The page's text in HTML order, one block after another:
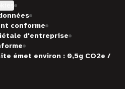
conforme
d'entreprise
émet environ : 0,5g CO2e /